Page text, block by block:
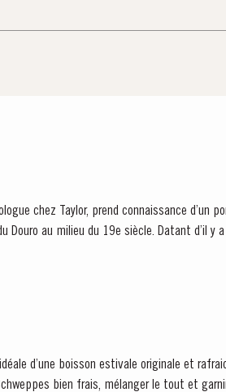
chez Taylor, prend connaissance d’un
Douro au milieu du 19e siècle. Datant d’il y
d’une boisson estivale originale et
bien frais, mélanger le tout et